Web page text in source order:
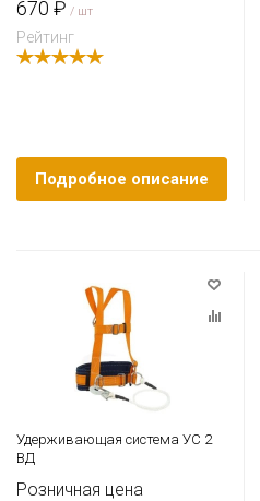
670 ₽ / шт
Рейтинг
Подробное описание
Удерживающая система УС 2
ВД
Розничная цена